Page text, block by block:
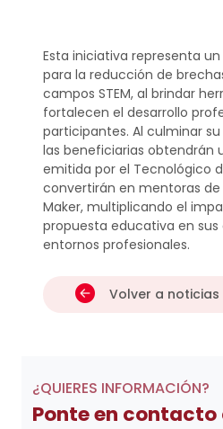
Esta iniciativa representa
para la reducción de
campos STEM, al brindar
fortalecen el desarrollo
participantes. Al culminar
las beneficiarias obtendrán
emitida por el Tecnológico
convertirán en mentoras
Maker, multiplicando el
propuesta educativa en
entornos profesionales.
Volver a noticias
¿QUIERES INFORMACIÓN?
Ponte en